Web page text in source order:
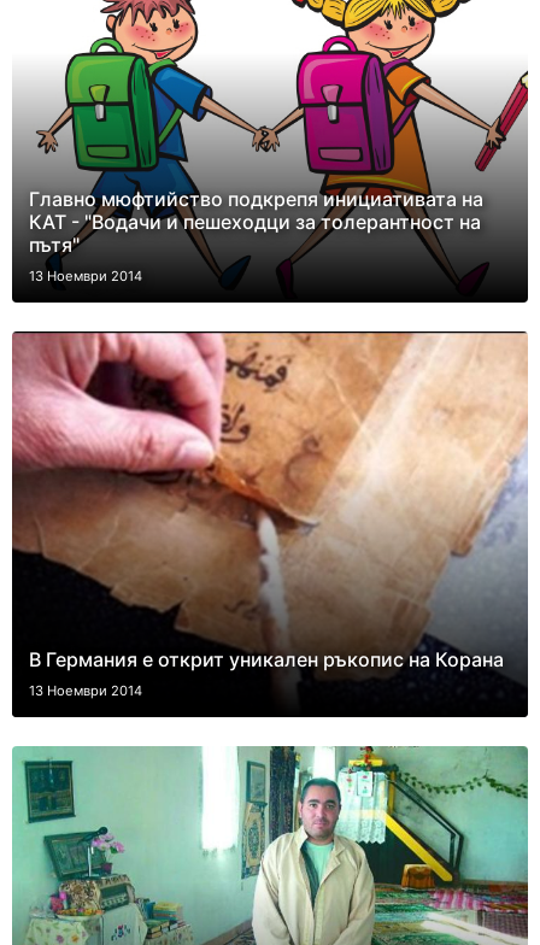
Главно мюфтийство подкрепя инициативата на
КАТ - "Водачи и пешеходци за толерантност на
пътя"
13 Ноември 2014
В Германия е открит уникален ръкопис на Корана
13 Ноември 2014